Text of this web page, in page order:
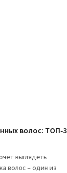
волос: ТОП-3
выглядеть
волос – один из